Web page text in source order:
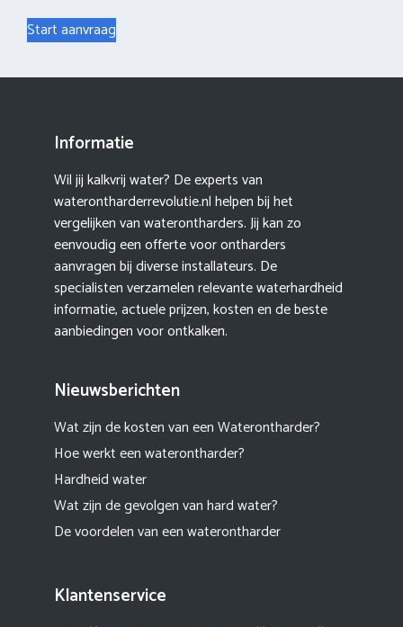
Start aanvraag
Informatie
Wil jij kalkvrij water? De experts van
waterontharderrevolutie.nl helpen bij het
vergelijken van waterontharders. Jij kan zo
eenvoudig een offerte voor ontharders
aanvragen bij diverse installateurs. De
specialisten verzamelen relevante waterhardheid
informatie, actuele prijzen, kosten en de beste
aanbiedingen voor ontkalken.
Nieuwsberichten
Wat zijn de kosten van een Waterontharder?
Hoe werkt een waterontharder?
Hardheid water
Wat zijn de gevolgen van hard water?
De voordelen van een waterontharder
Klantenservice